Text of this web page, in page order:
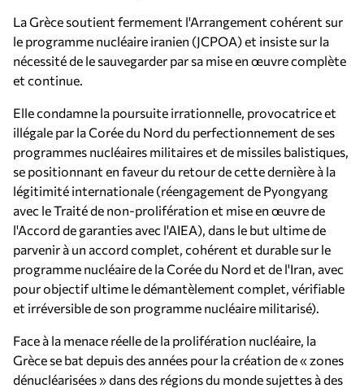
La Grèce soutient fermement l'Arrangement cohérent sur
le programme nucléaire iranien (JCPOA) et insiste sur la
nécessité de le sauvegarder par sa mise en œuvre complète
et continue.
Elle condamne la poursuite irrationnelle, provocatrice et
illégale par la Corée du Nord du perfectionnement de ses
programmes nucléaires militaires et de missiles balistiques,
se positionnant en faveur du retour de cette dernière à la
légitimité internationale (réengagement de Pyongyang
avec le Traité de non-prolifération et mise en œuvre de
l'Accord de garanties avec l'AIEA), dans le but ultime de
parvenir à un accord complet, cohérent et durable sur le
programme nucléaire de la Corée du Nord et de l'Iran, avec
pour objectif ultime le démantèlement complet, vérifiable
et irréversible de son programme nucléaire militarisé).
Face à la menace réelle de la prolifération nucléaire, la
Grèce se bat depuis des années pour la création de « zones
dénucléarisées » dans des régions du monde sujettes à des